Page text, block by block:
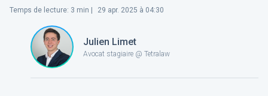
Temps de lecture: 3 min | 29 apr. 2025 à 04:30
Julien Limet
Avocat stagiaire @ Tetralaw